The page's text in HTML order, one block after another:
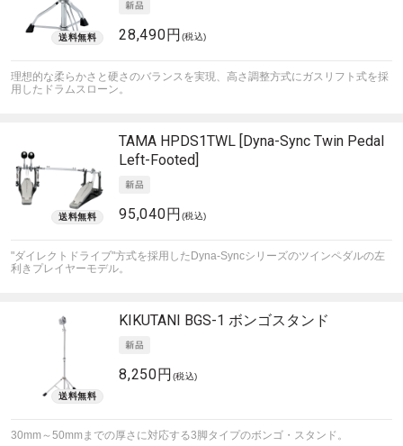
28,490円 (税込)
理想的な柔らかさと硬さのバランスを実現、高さ調整方式にガスリフト式を採
用したドラムスローン。
TAMA HPDS1TWL [Dyna-Sync Twin Pedal
Left-Footed]
95,040円 (税込)
"ダイレクトドライブ"方式を採用したDyna-Syncシリーズのツインペダルの左
利きプレイヤーモデル。
KIKUTANI BGS-1 ボンゴスタンド
8,250円 (税込)
30mm～50mmまでの厚さに対応する3脚タイプのボンゴ・スタンド。